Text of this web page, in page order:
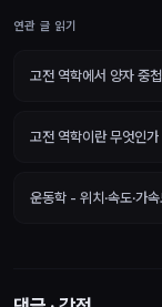
연관 글 읽기
고전 역학에서 양자 중
고전 역학이란 무엇인가
운동학 - 위치·속도·가